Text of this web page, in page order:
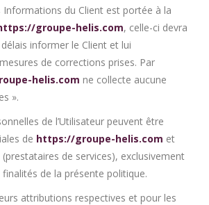
du Client est portée à la
groupe-helis.com, celle-ci devra
informer le Client et lui
de corrections prises. Par
helis.com ne collecte aucune
».
de l’Utilisateur peuvent être
de https://groupe-helis.com et
de services), exclusivement
de la présente politique.
attributions respectives et pour les